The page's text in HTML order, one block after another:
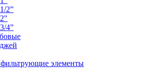
2”
4”
элементы